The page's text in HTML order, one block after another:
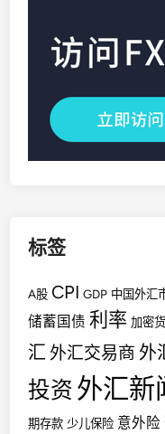
标签
A股 CPI GDP 中国外汇
储蓄国债 利率 加密
汇 外汇交易商 外
投资 外汇新
期存款 少儿保险 意外险